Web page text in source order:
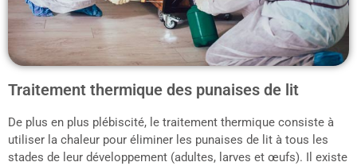
Traitement thermique des punaises de lit
De plus en plus plébiscité, le traitement thermique consiste à
utiliser la chaleur pour éliminer les punaises de lit à tous les
stades de leur développement (adultes, larves et œufs). Il existe